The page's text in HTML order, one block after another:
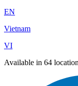
EN
Vietnam
VI
Available in 64